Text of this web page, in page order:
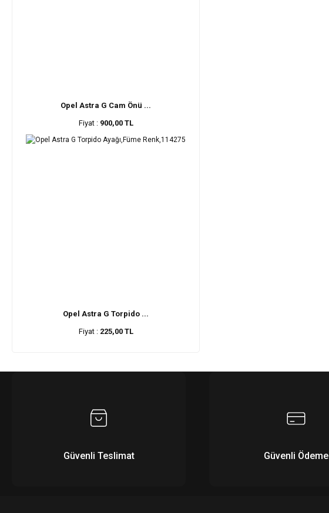
Opel Astra G Cam Önü ...
Fiyat : 900,00 TL
Opel Astra G Torpido ...
Fiyat : 225,00 TL
Güvenli Teslimat Güvenli Ödeme